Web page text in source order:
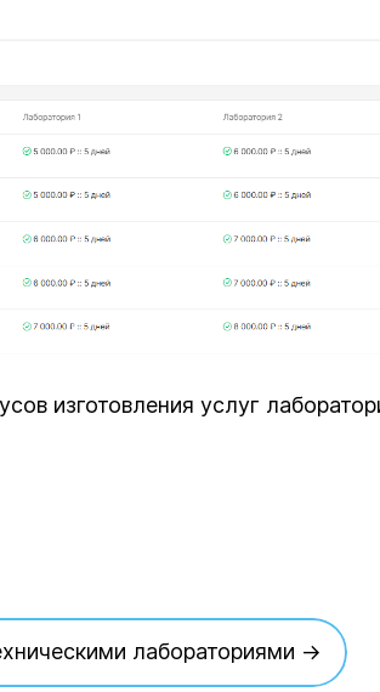
изготовления услуг
лабораториями →